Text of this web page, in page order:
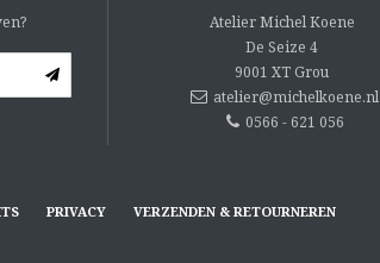
Atelier Michel Koene
De Seize 4
9001 XT Grou
atelier@michelkoene.nl
0566 - 621 056
PRIVACY
VERZENDEN & RETOURNEREN